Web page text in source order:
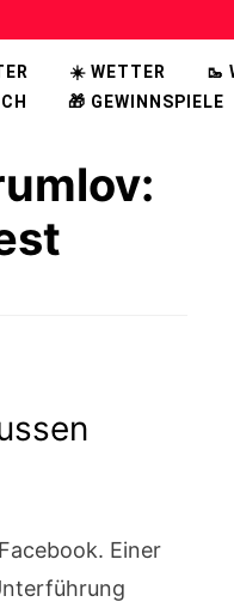
☀️ WETTER 🥾
🎁 GEWINNSPIELE
Einer